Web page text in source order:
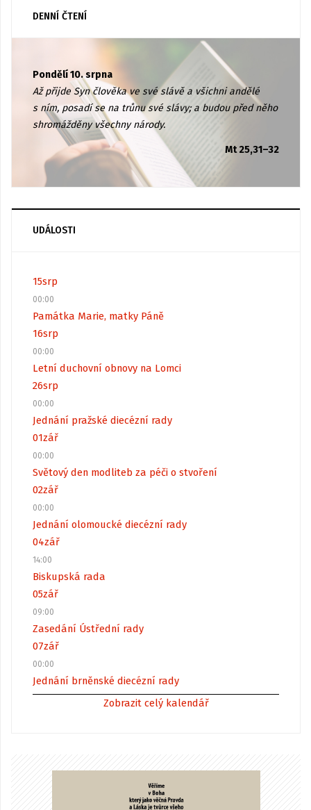
DENNÍ ČTENÍ
Pondělí 10. srpna
Až přijde Syn člověka ve své slávě a všichni andělé
s ním, posadí se na trůnu své slávy; a budou před něho
shromážděny všechny národy.
Mt 25,31–32
UDÁLOSTI
15srp
00:00
Památka Marie, matky Páně
16srp
00:00
Letní duchovní obnovy na Lomci
26srp
00:00
Jednání pražské diecézní rady
01zář
00:00
Světový den modliteb za péči o stvoření
02zář
00:00
Jednání olomoucké diecézní rady
04zář
14:00
Biskupská rada
05zář
09:00
Zasedání Ústřední rady
07zář
00:00
Jednání brněnské diecézní rady
Zobrazit celý kalendář